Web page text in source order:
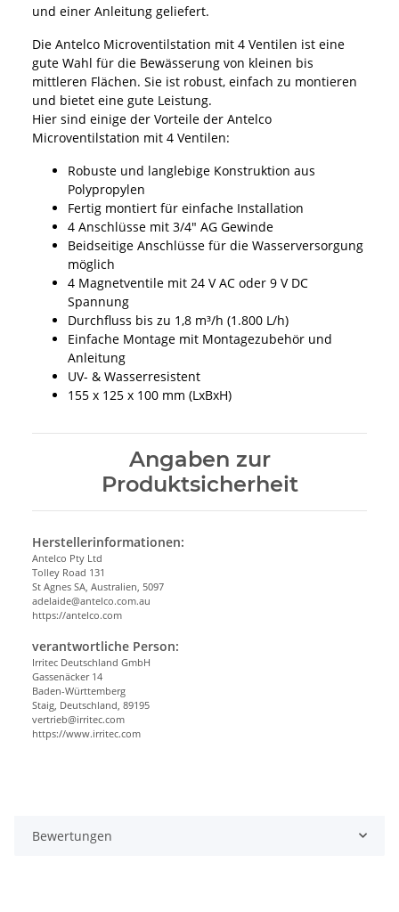
und einer Anleitung geliefert.
Die Antelco Microventilstation mit 4 Ventilen ist eine
gute Wahl für die Bewässerung von kleinen bis
mittleren Flächen. Sie ist robust, einfach zu montieren
und bietet eine gute Leistung.
Hier sind einige der Vorteile der Antelco
Microventilstation mit 4 Ventilen:
Robuste und langlebige Konstruktion aus
Polypropylen
Fertig montiert für einfache Installation
4 Anschlüsse mit 3/4" AG Gewinde
Beidseitige Anschlüsse für die Wasserversorgung
möglich
4 Magnetventile mit 24 V AC oder 9 V DC
Spannung
Durchfluss bis zu 1,8 m³/h (1.800 L/h)
Einfache Montage mit Montagezubehör und
Anleitung
UV- & Wasserresistent
155 x 125 x 100 mm (LxBxH)
Angaben zur
Produktsicherheit
Herstellerinformationen:
Antelco Pty Ltd
Tolley Road 131
St Agnes SA, Australien, 5097
adelaide@antelco.com.au
https://antelco.com
verantwortliche Person:
Irritec Deutschland GmbH
Gassenäcker 14
Baden-Württemberg
Staig, Deutschland, 89195
vertrieb@irritec.com
https://www.irritec.com
Bewertungen